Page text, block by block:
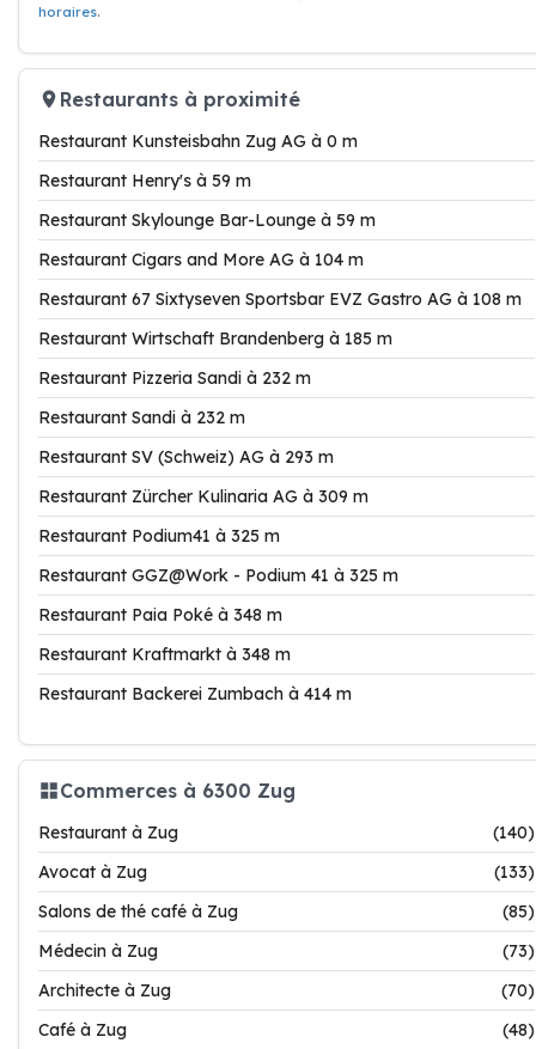
horaires.
Restaurants à proximité
Restaurant Kunsteisbahn Zug AG à 0 m
Restaurant Henry's à 59 m
Restaurant Skylounge Bar-Lounge à 59 m
Restaurant Cigars and More AG à 104 m
Restaurant 67 Sixtyseven Sportsbar EVZ Gastro AG à 108 m
Restaurant Wirtschaft Brandenberg à 185 m
Restaurant Pizzeria Sandi à 232 m
Restaurant Sandi à 232 m
Restaurant SV (Schweiz) AG à 293 m
Restaurant Zürcher Kulinaria AG à 309 m
Restaurant Podium41 à 325 m
Restaurant GGZ@Work - Podium 41 à 325 m
Restaurant Paia Poké à 348 m
Restaurant Kraftmarkt à 348 m
Restaurant Backerei Zumbach à 414 m
Commerces à 6300 Zug
Restaurant à Zug
(140)
Avocat à Zug
(133)
Salons de thé café à Zug
(85)
Médecin à Zug
(73)
Architecte à Zug
(70)
Café à Zug
(48)